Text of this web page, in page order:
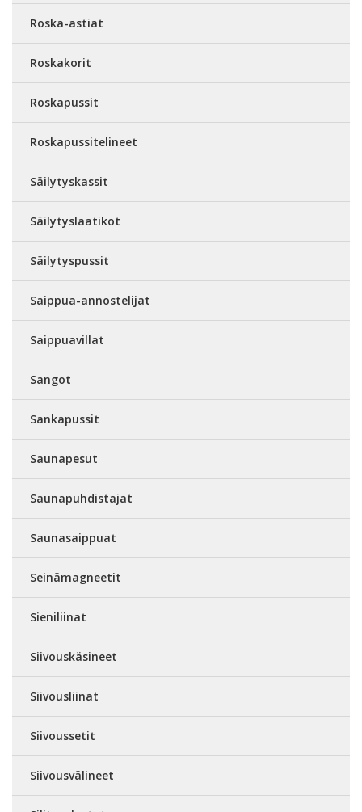
Roska-astiat
Roskakorit
Roskapussit
Roskapussitelineet
Säilytyskassit
Säilytyslaatikot
Säilytyspussit
Saippua-annostelijat
Saippuavillat
Sangot
Sankapussit
Saunapesut
Saunapuhdistajat
Saunasaippuat
Seinämagneetit
Sieniliinat
Siivouskäsineet
Siivousliinat
Siivoussetit
Siivousvälineet